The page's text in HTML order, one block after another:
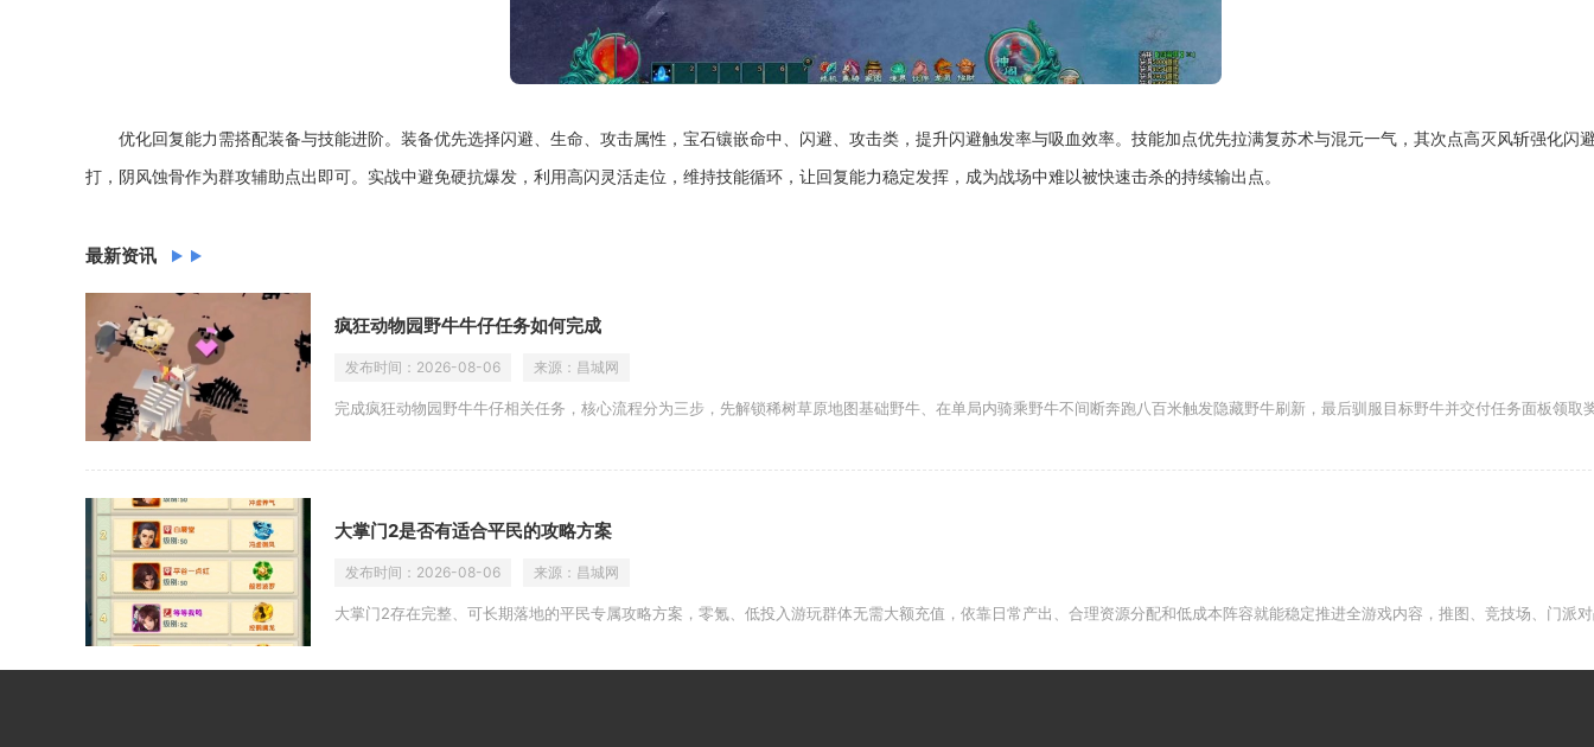
优化回复能力需搭配装备与技能进阶。装备优先选择闪避、生命、攻击属性，宝石镶嵌命中、闪避、攻击类，提升闪避触发率与吸血效率。技能加点优先拉满复苏术与混元一气，其次点高灭风斩强化闪
打，阴风蚀骨作为群攻辅助点出即可。实战中避免硬抗爆发，利用高闪灵活走位，维持技能循环，让回复能力稳定发挥，成为战场中难以被快速击杀的持续输出点。
最新资讯
疯狂动物园野牛牛仔任务如何完成
发布时间： 2026-08-06 来源： 昌城网
完成疯狂动物园野牛牛仔相关任务，核心流程分为三步，先解锁稀树草原地图基础野牛、在单局内骑乘野牛不间断奔跑八百米触发隐藏野牛刷新，最后驯服目标野牛并交付任务面板领取
大掌门2是否有适合平民的攻略方案
发布时间： 2026-08-06 来源： 昌城网
大掌门2存在完整、可长期落地的平民专属攻略方案，零氪、低投入游玩群体无需大额充值，依靠日常产出、合理资源分配和低成本阵容就能稳定推进全游戏内容，推图、竞技场、门派